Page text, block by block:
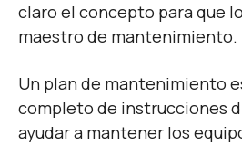
claro el concepto para que
maestro de mantenimiento.
Un plan de mantenimiento
completo de instrucciones
ayudar a mantener los